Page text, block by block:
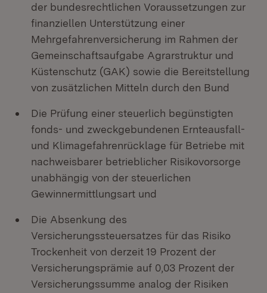
der bundesrechtlichen Voraussetzungen zur
finanziellen Unterstützung einer
Mehrgefahrenversicherung im Rahmen der
Gemeinschaftsaufgabe Agrarstruktur und
Küstenschutz (GAK) sowie die Bereitstellung
von zusätzlichen Mitteln durch den Bund
Die Prüfung einer steuerlich begünstigten
fonds- und zweckgebundenen Ernteausfall-
und Klimagefahrenrücklage für Betriebe mit
nachweisbarer betrieblicher Risikovorsorge
unabhängig von der steuerlichen
Gewinnermittlungsart und
Die Absenkung des
Versicherungssteuersatzes für das Risiko
Trockenheit von derzeit 19 Prozent der
Versicherungsprämie auf 0,03 Prozent der
Versicherungssumme analog der Risiken